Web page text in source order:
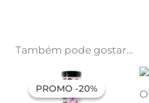
Também pode gostar…
PROMO -20%
PROMO -20%
preço
original
O
preço
atual